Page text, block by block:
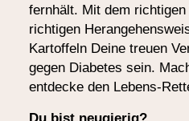
fernhält. Mit dem
richtigen
Kartoffeln Deine treuen
gegen Diabetes sein.
entdecke den Lebens-